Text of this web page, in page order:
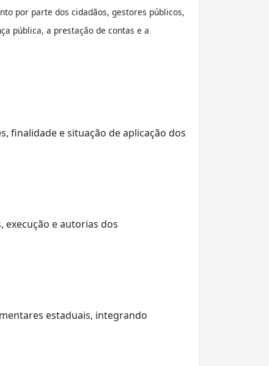
por parte dos cidadãos, gestores públicos,
pública, a prestação de contas e a
finalidade e situação de aplicação dos
e autorias dos
estaduais, integrando